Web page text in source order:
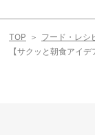
TOP フード・レシ
【サクッと朝食アイ